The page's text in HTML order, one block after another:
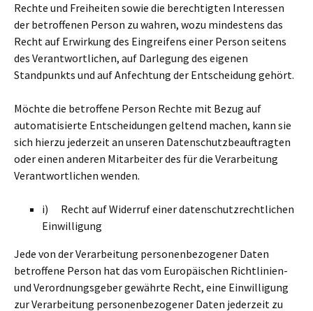
Rechte und Freiheiten sowie die berechtigten Interessen
der betroffenen Person zu wahren, wozu mindestens das
Recht auf Erwirkung des Eingreifens einer Person seitens
des Verantwortlichen, auf Darlegung des eigenen
Standpunkts und auf Anfechtung der Entscheidung gehört.
Möchte die betroffene Person Rechte mit Bezug auf
automatisierte Entscheidungen geltend machen, kann sie
sich hierzu jederzeit an unseren Datenschutzbeauftragten
oder einen anderen Mitarbeiter des für die Verarbeitung
Verantwortlichen wenden.
i) Recht auf Widerruf einer datenschutzrechtlichen
Einwilligung
Jede von der Verarbeitung personenbezogener Daten
betroffene Person hat das vom Europäischen Richtlinien-
und Verordnungsgeber gewährte Recht, eine Einwilligung
zur Verarbeitung personenbezogener Daten jederzeit zu